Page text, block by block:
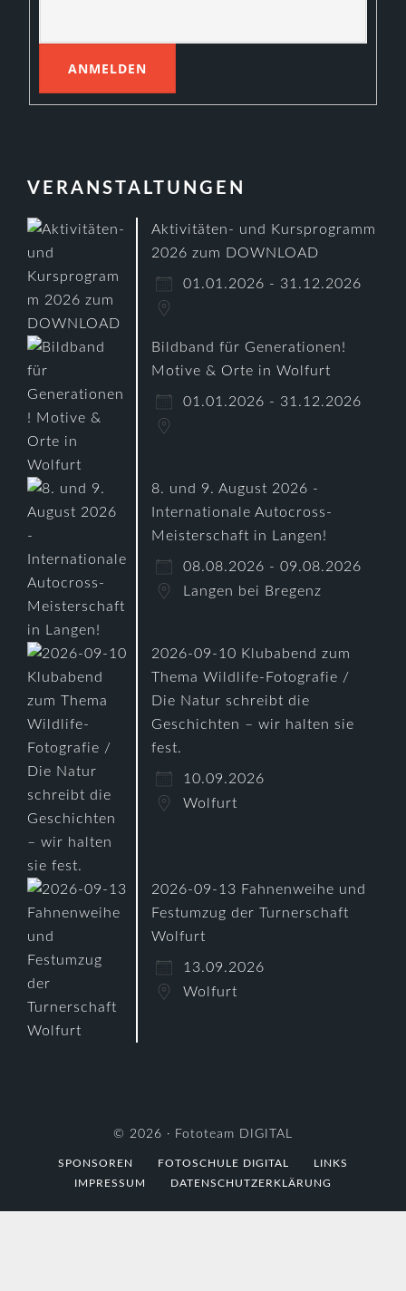
VERANSTALTUNGEN
Aktivitäten- und Kursprogramm
2026 zum DOWNLOAD
01.01.2026 - 31.12.2026
Bildband für Generationen!
Motive & Orte in Wolfurt
01.01.2026 - 31.12.2026
8. und 9. August 2026 -
Internationale Autocross-
Meisterschaft in Langen!
08.08.2026 - 09.08.2026
Langen bei Bregenz
2026-09-10 Klubabend zum
Thema Wildlife-Fotografie /
Die Natur schreibt die
Geschichten – wir halten sie
fest.
10.09.2026
Wolfurt
2026-09-13 Fahnenweihe und
Festumzug der Turnerschaft
Wolfurt
13.09.2026
Wolfurt
© 2026 · Fototeam DIGITAL
SPONSOREN FOTOSCHULE DIGITAL
LINKS
IMPRESSUM
DATENSCHUTZERKLÄRUNG